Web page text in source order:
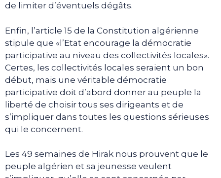
de limiter d’éventuels dégâts.
Enfin, l’article 15 de la Constitution algérienne
stipule que «l’Etat encourage la démocratie
participative au niveau des collectivités locales».
Certes, les collectivités locales seraient un bon
début, mais une véritable démocratie
participative doit d’abord donner au peuple la
liberté de choisir tous ses dirigeants et de
s’impliquer dans toutes les questions sérieuses
qui le concernent.
Les 49 semaines de Hirak nous prouvent que le
peuple algérien et sa jeunesse veulent